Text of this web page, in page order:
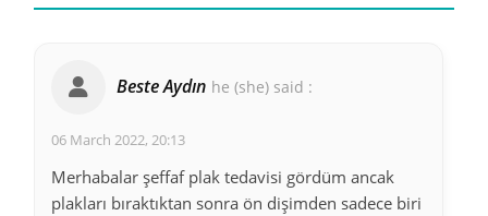
Beste Aydın he (she) said :
06 March 2022, 20:13
Merhabalar şeffaf plak tedavisi gördüm ancak
plakları bıraktıktan sonra ön dişimden sadece biri